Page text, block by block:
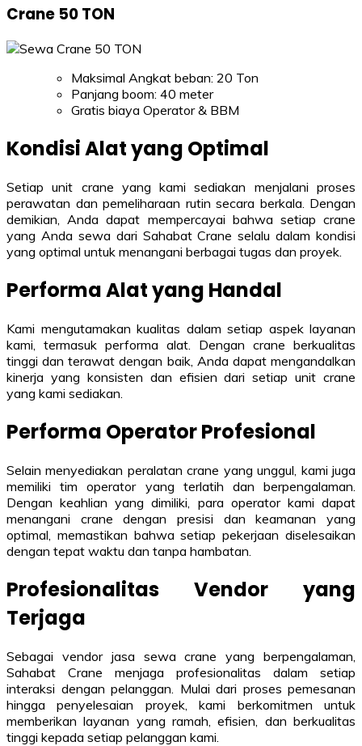
Crane 50 TON
Maksimal Angkat beban: 20 Ton
Panjang boom: 40 meter
Gratis biaya Operator & BBM
Kondisi Alat yang Optimal
Setiap unit crane yang kami sediakan menjalani proses
perawatan dan pemeliharaan rutin secara berkala. Dengan
demikian, Anda dapat mempercayai bahwa setiap crane
yang Anda sewa dari Sahabat Crane selalu dalam kondisi
yang optimal untuk menangani berbagai tugas dan proyek.
Performa Alat yang Handal
Kami mengutamakan kualitas dalam setiap aspek layanan
kami, termasuk performa alat. Dengan crane berkualitas
tinggi dan terawat dengan baik, Anda dapat mengandalkan
kinerja yang konsisten dan efisien dari setiap unit crane
yang kami sediakan.
Performa Operator Profesional
Selain menyediakan peralatan crane yang unggul, kami juga
memiliki tim operator yang terlatih dan berpengalaman.
Dengan keahlian yang dimiliki, para operator kami dapat
menangani crane dengan presisi dan keamanan yang
optimal, memastikan bahwa setiap pekerjaan diselesaikan
dengan tepat waktu dan tanpa hambatan.
Profesionalitas Vendor yang
Terjaga
Sebagai vendor jasa sewa crane yang berpengalaman,
Sahabat Crane menjaga profesionalitas dalam setiap
interaksi dengan pelanggan. Mulai dari proses pemesanan
hingga penyelesaian proyek, kami berkomitmen untuk
memberikan layanan yang ramah, efisien, dan berkualitas
tinggi kepada setiap pelanggan kami.